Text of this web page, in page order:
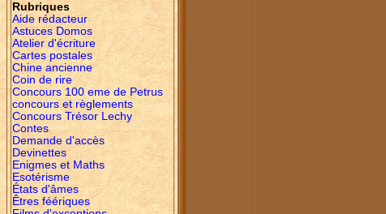
Rubriques
Aide rédacteur
Astuces Domos
Atelier d'écriture
Cartes postales
Chine ancienne
Coin de rire
Concours 100 eme de Petrus
concours et règlements
Concours Trésor Lechy
Contes
Demande d'accès
Devinettes
Enigmes et Maths
Esotérisme
États d'âmes
Êtres féériques